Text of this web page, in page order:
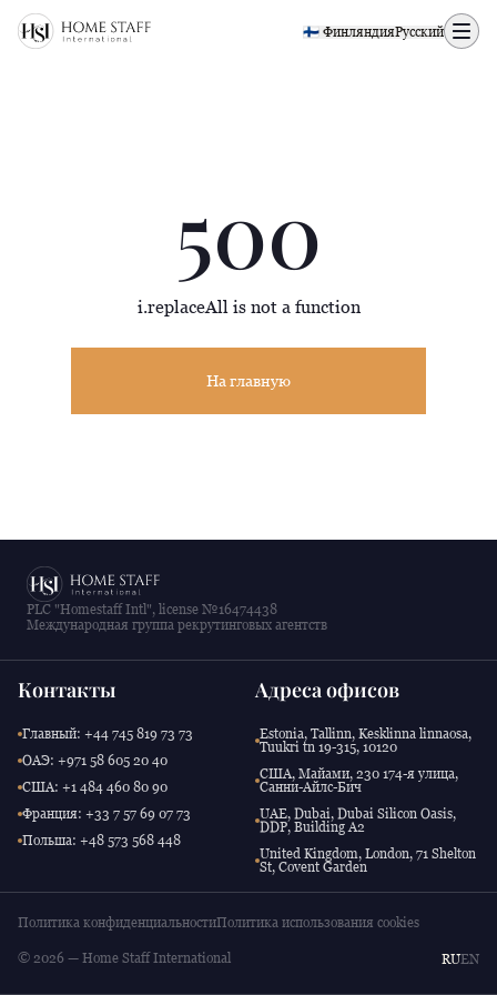
500 page
🇫🇮 ФинляндияРусский
500
i.replaceAll is not a function
На главную
PLC "Homestaff Intl", license №16474438
Международная группа рекрутинговых агентств
Контакты
Главный: +44 745 819 73 73
ОАЭ: +971 58 605 20 40
США: +1 484 460 80 90
Франция: +33 7 57 69 07 73
Польша: +48 573 568 448
Адреса офисов
Estonia, Tallinn, Kesklinna linnaosa,
Tuukri tn 19-315, 10120
США, Майами, 230 174-я улица,
Санни-Айлс-Бич
UAE, Dubai, Dubai Silicon Oasis,
DDP, Building A2
United Kingdom, London, 71 Shelton
St, Covent Garden
Политика конфиденциальностиПолитика использования cookies
© 2026 — Home Staff International RUEN